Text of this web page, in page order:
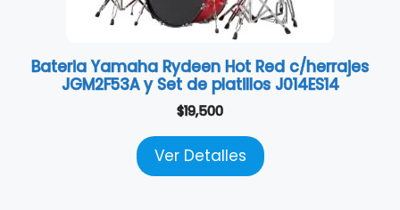
Bateria Yamaha Rydeen Hot Red c/herrajes
JGM2F53A y Set de platillos J014ES14
$19,500
Ver Detalles